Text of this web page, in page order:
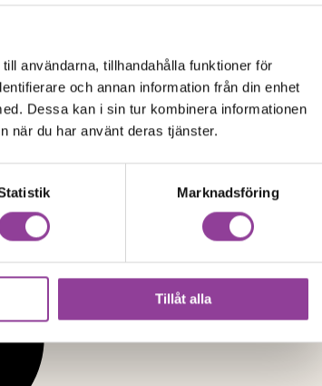
användarna, tillhandahålla funktioner för
och annan information från din enhet
Dessa kan i sin tur kombinera informationen
när du har använt deras tjänster.
Marknadsföring
Tillåt alla